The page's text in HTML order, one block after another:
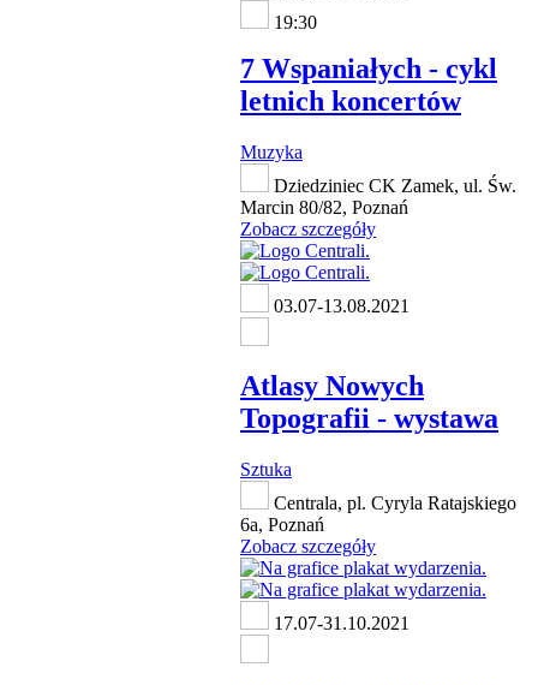
19:30
7 Wspaniałych - cykl
letnich koncertów
Muzyka
Dziedziniec CK Zamek, ul. Św.
Marcin 80/82, Poznań
Zobacz szczegóły
03.07-13.08.2021
Atlasy Nowych
Topografii - wystawa
Sztuka
Centrala, pl. Cyryla Ratajskiego
6a, Poznań
Zobacz szczegóły
17.07-31.10.2021